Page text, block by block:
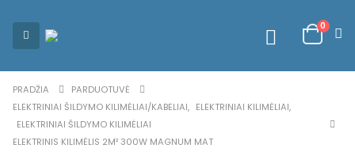
0
PRADŽIA
PARDUOTUVĖ
ELEKTRINIAI ŠILDYMO KILIMĖLIAI/KABELIAI, ELEKTRINIAI KILIMĖLIAI,
ELEKTRINIAI ŠILDYMO KILIMĖLIAI
ELEKTRINIS KILIMĖLIS 2M² 300W MAGNUM MAT